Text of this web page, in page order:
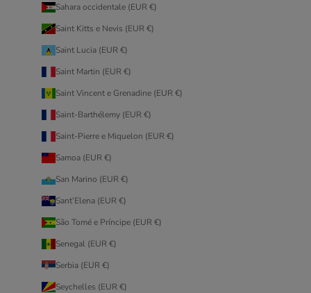
Sahara occidentale (EUR €)
Saint Kitts e Nevis (EUR €)
Saint Lucia (EUR €)
Saint Martin (EUR €)
Saint Vincent e Grenadine (EUR €)
Saint-Barthélemy (EUR €)
Saint-Pierre e Miquelon (EUR €)
Samoa (EUR €)
San Marino (EUR €)
Sant’Elena (EUR €)
São Tomé e Príncipe (EUR €)
Senegal (EUR €)
Serbia (EUR €)
Seychelles (EUR €)